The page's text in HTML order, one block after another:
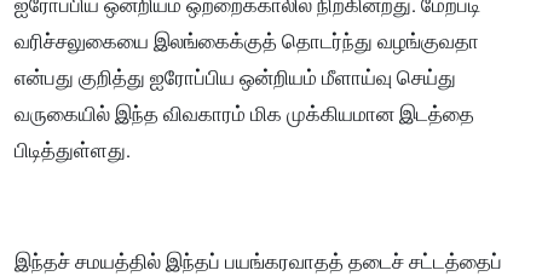
ஐரோப்பிய ஒன்றியம் ஒற்றைக்காலில் நிற்கின்றது. மேற்படி
வரிச்சலுகையை இலங்கைக்குத் தொடர்ந்து வழங்குவதா
என்பது குறித்து ஐரோப்பிய ஒன்றியம் மீளாய்வு செய்து
வருகையில் இந்த விவகாரம் மிக முக்கியமான இடத்தை
பிடித்துள்ளது.
இந்தச் சமயத்தில் இந்தப் பயங்கரவாதத் தடைச் சட்டத்தைப்